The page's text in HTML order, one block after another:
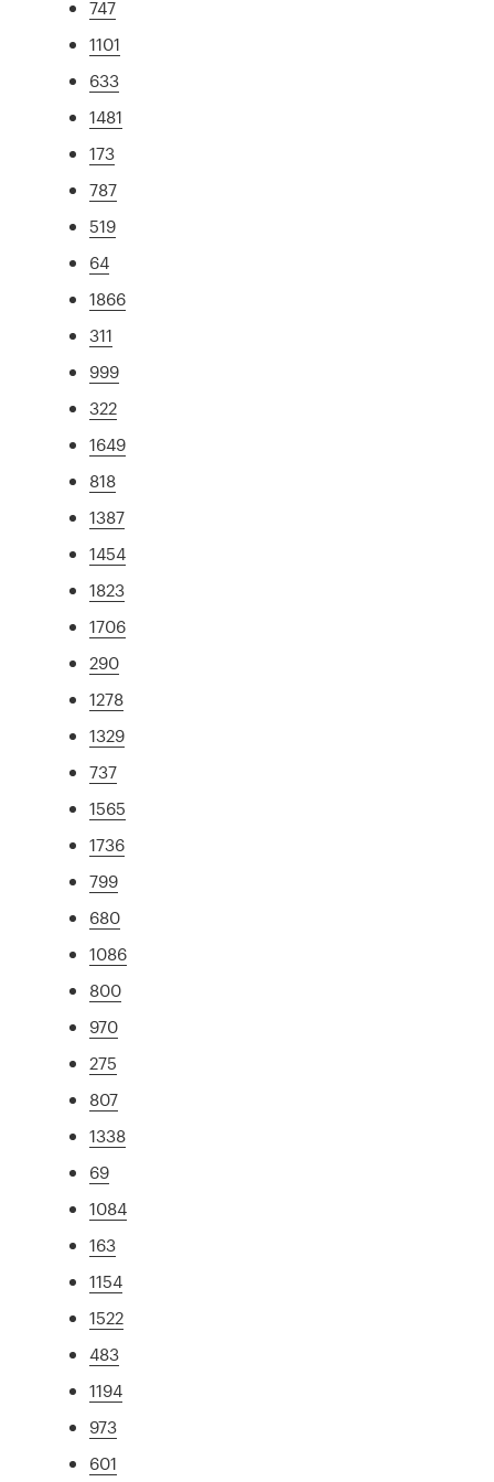
747
1101
633
1481
173
787
519
64
1866
311
999
322
1649
818
1387
1454
1823
1706
290
1278
1329
737
1565
1736
799
680
1086
800
970
275
807
1338
69
1084
163
1154
1522
483
1194
973
601